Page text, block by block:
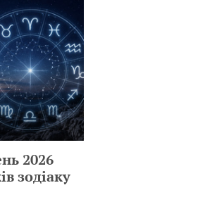
2026
зодіаку